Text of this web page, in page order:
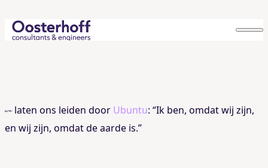
welaten ons leiden door Ubuntu: “Ik ben, omdat wij zijn,
en wij zijn, omdat de aarde is.”